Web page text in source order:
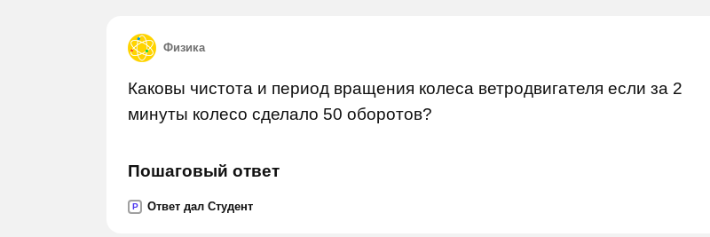
Физика
Каковы чистота и период вращения колеса ветродвигателя если за 2
минуты колесо сделало 50 оборотов?
Пошаговый ответ
P Ответ дал Студент